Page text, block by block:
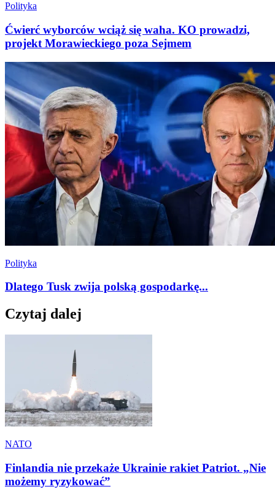
Polityka
Ćwierć wyborców wciąż się waha. KO prowadzi,
projekt Morawieckiego poza Sejmem
Polityka
Dlatego Tusk zwija polską gospodarkę...
Czytaj dalej
NATO
Finlandia nie przekaże Ukrainie rakiet Patriot. „Nie
możemy ryzykować”